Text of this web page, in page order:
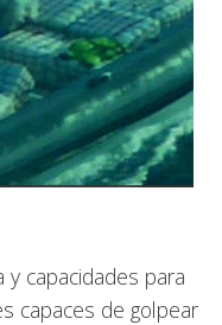
y capacidades para
capaces de golpear